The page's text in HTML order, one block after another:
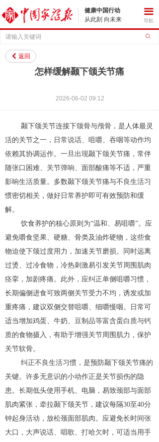
ꄙ
健康中国行动
从此刻 向未来
끀
导航
怎样缓解颞下颌关节痛
낒 返回
2026-06-02 09:12
颞下颌关节连接下颌骨与颅骨，是人体最灵
活的关节之一，日常说话、咀嚼、吞咽等动作均
依赖其协调运作。一旦出现颞下颌关节痛，常伴
随张口困难、关节弹响、面部酸痛等不适，严重
影响生活质量。多数颞下颌关节痛与不良生活习
惯密切相关，做好日常养护即可有效预防和缓
解。
饮食养护的核心原则为“温和、易咀嚼”。应
避免嚼食坚果、硬糖、骨类及油炸硬物，这些食
物迫使下颌过度用力，加速关节磨损。同时远离
过烫、过冷食物，冷热刺激易引发关节周围肌肉
痉挛，加剧疼痛。此外，应纠正单侧咀嚼习惯，
长期偏侧进食可致两侧关节受力不均，诱发或加
重疼痛，建议双侧交替咀嚼、细嚼慢咽。日常可
适当增加鸡蛋、牛奶、豆制品等富含蛋白质与钙
质的食物摄入，有助于增强关节周围肌力，保护
关节软骨。
纠正不良生活习惯，是预防颞下颌关节痛的
关键。许多无意识的小动作正是关节损伤的隐
患。长期低头使用手机、电脑，易致颈部与面部
肌肉紧张，牵拉颞下颌关节，建议每隔30至40分
钟起身活动，放松颈面部肌肉。应避免长时间张
大口，大声说话、唱歌、打哈欠时，可适当用手